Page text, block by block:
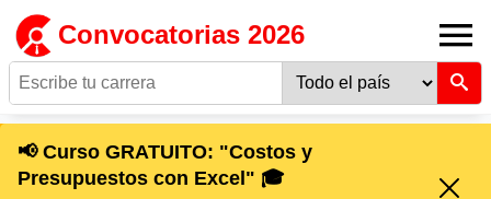
Convocatorias 2026
📢 Curso GRATUITO: "Costos y
Presupuestos con Excel" 🎓